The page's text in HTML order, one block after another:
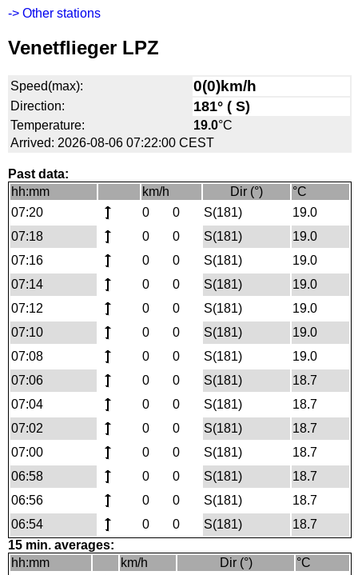
-> Other stations
Venetflieger LPZ
Speed(max): 0(0)km/h
Direction: 181° ( S)
Temperature: 19.0°C
Arrived: 2026-08-06 07:22:00 CEST
Past data:
hh:mm
km/h Dir (°)
°C
07:20
0 0 S(181)
19.0
07:18
0 0 S(181)
19.0
07:16
0 0 S(181)
19.0
07:14
0 0 S(181)
19.0
07:12
0 0 S(181)
19.0
07:10
0 0 S(181)
19.0
07:08
0 0 S(181)
19.0
07:06
0 0 S(181)
18.7
07:04
0 0 S(181)
18.7
07:02
0 0 S(181)
18.7
07:00
0 0 S(181)
18.7
06:58
0 0 S(181)
18.7
06:56
0 0 S(181)
18.7
06:54
0 0 S(181)
18.7
15 min. averages:
hh:mm
km/h Dir (°)
°C